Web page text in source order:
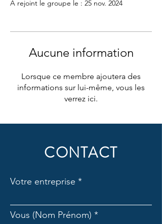
A rejoint le groupe le : 25 nov. 2024
Aucune information
Lorsque ce membre ajoutera des
informations sur lui-même, vous les
verrez ici.
CONTACT
Votre entreprise
Vous (Nom Prénom)